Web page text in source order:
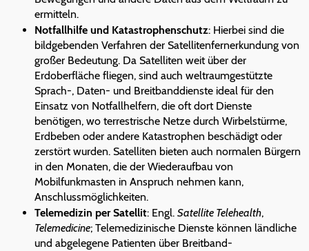
ermitteln.
Notfallhilfe und Katastrophenschutz: Hierbei sind die
bildgebenden Verfahren der Satellitenfernerkundung von
großer Bedeutung. Da Satelliten weit über der
Erdoberfläche fliegen, sind auch weltraumgestützte
Sprach-, Daten- und Breitbanddienste ideal für den
Einsatz von Notfallhelfern, die oft dort Dienste
benötigen, wo terrestrische Netze durch Wirbelstürme,
Erdbeben oder andere Katastrophen beschädigt oder
zerstört wurden. Satelliten bieten auch normalen Bürgern
in den Monaten, die der Wiederaufbau von
Mobilfunkmasten in Anspruch nehmen kann,
Anschlussmöglichkeiten.
Telemedizin per Satellit: Engl. Satellite Telehealth,
Telemedicine; Telemedizinische Dienste können ländliche
und abgelegene Patienten über Breitband-